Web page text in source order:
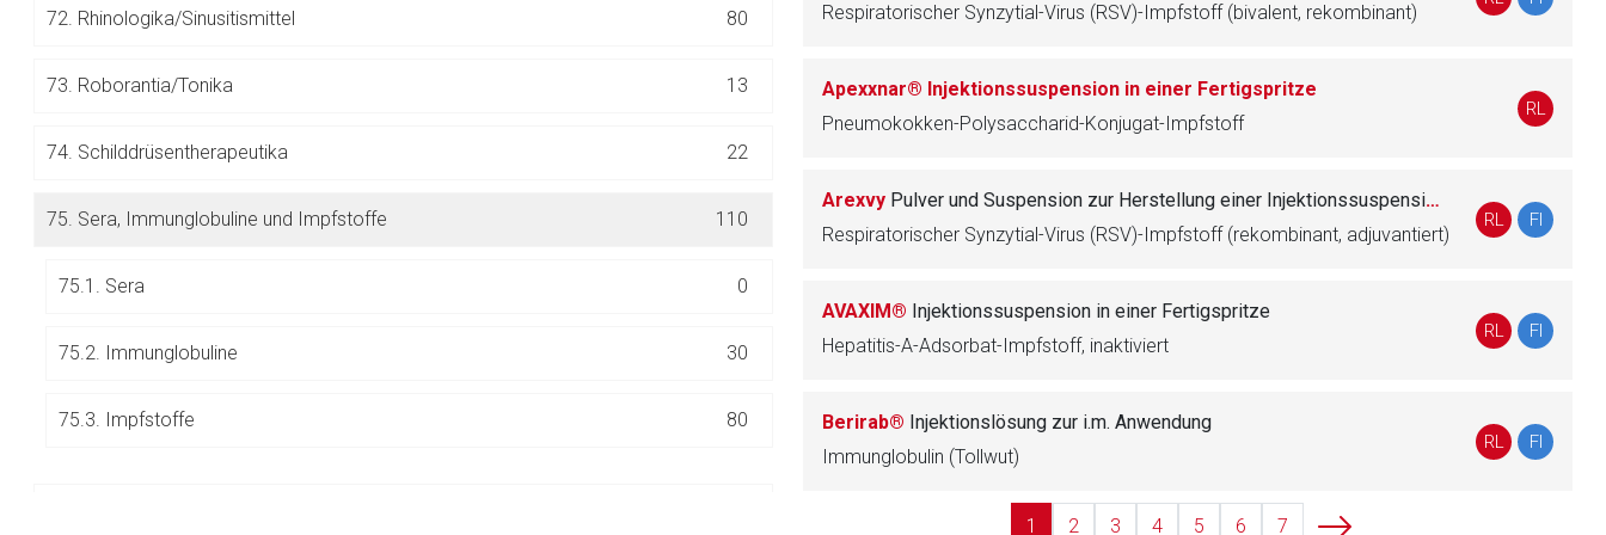
72. Rhinologika/Sinusitismittel 80
73. Roborantia/Tonika 13
74. Schilddrüsentherapeutika 22
75. Sera, Immunglobuline und Impfstoffe 110
75.1. Sera 0
75.2. Immunglobuline 30
75.3. Impfstoffe 80
Respiratorischer Synzytial-Virus (RSV)-Impfstoff (bivalent, rekombinant)
Apexxnar® Injektionssuspension in einer Fertigspritze
Pneumokokken-Polysaccharid-Konjugat-Impfstoff
RL
Arexvy Pulver und Suspension zur Herstellung einer Injektionssuspension
Respiratorischer Synzytial-Virus (RSV)-Impfstoff (rekombinant, adjuvantiert)
RL FI
AVAXIM® Injektionssuspension in einer Fertigspritze
Hepatitis-A-Adsorbat-Impfstoff, inaktiviert
RL FI
Berirab® Injektionslösung zur i.m. Anwendung
Immunglobulin (Tollwut)
RL FI
1 2 3 4 5 6 7
Betreiber verantwortlich. Ebenso gelten dort ggf. andere Datenschutzbestimmungen.
Zurück zur rote-liste.de Zur Seite